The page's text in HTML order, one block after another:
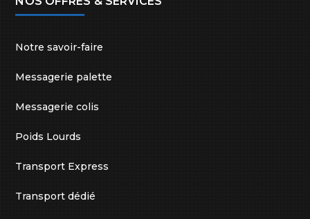
Notre savoir-faire
Messagerie palette
Messagerie colis
Poids Lourds
Transport Express
Transport dédié